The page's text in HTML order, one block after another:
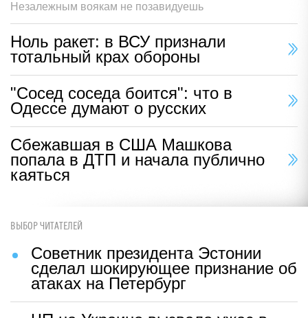
Незалежным воякам не позавидуешь
Ноль ракет: в ВСУ признали
тотальный крах обороны
"Сосед соседа боится": что в
Одессе думают о русских
Сбежавшая в США Машкова
попала в ДТП и начала публично
каяться
ВЫБОР ЧИТАТЕЛЕЙ
Советник президента Эстонии
сделал шокирующее признание об
атаках на Петербург